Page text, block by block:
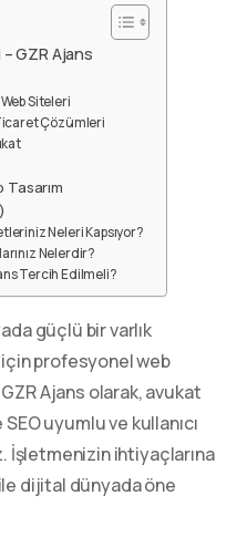
GZR Ajans
Siteleri
Çözümleri
Tasarım
Neleri Kapsıyor?
Nelerdir?
Tercih Edilmeli?
güçlü bir varlık
profesyonel web
Ajans olarak, avukat
uyumlu ve kullanıcı
İşletmenizin ihtiyaçlarına
dijital dünyada öne